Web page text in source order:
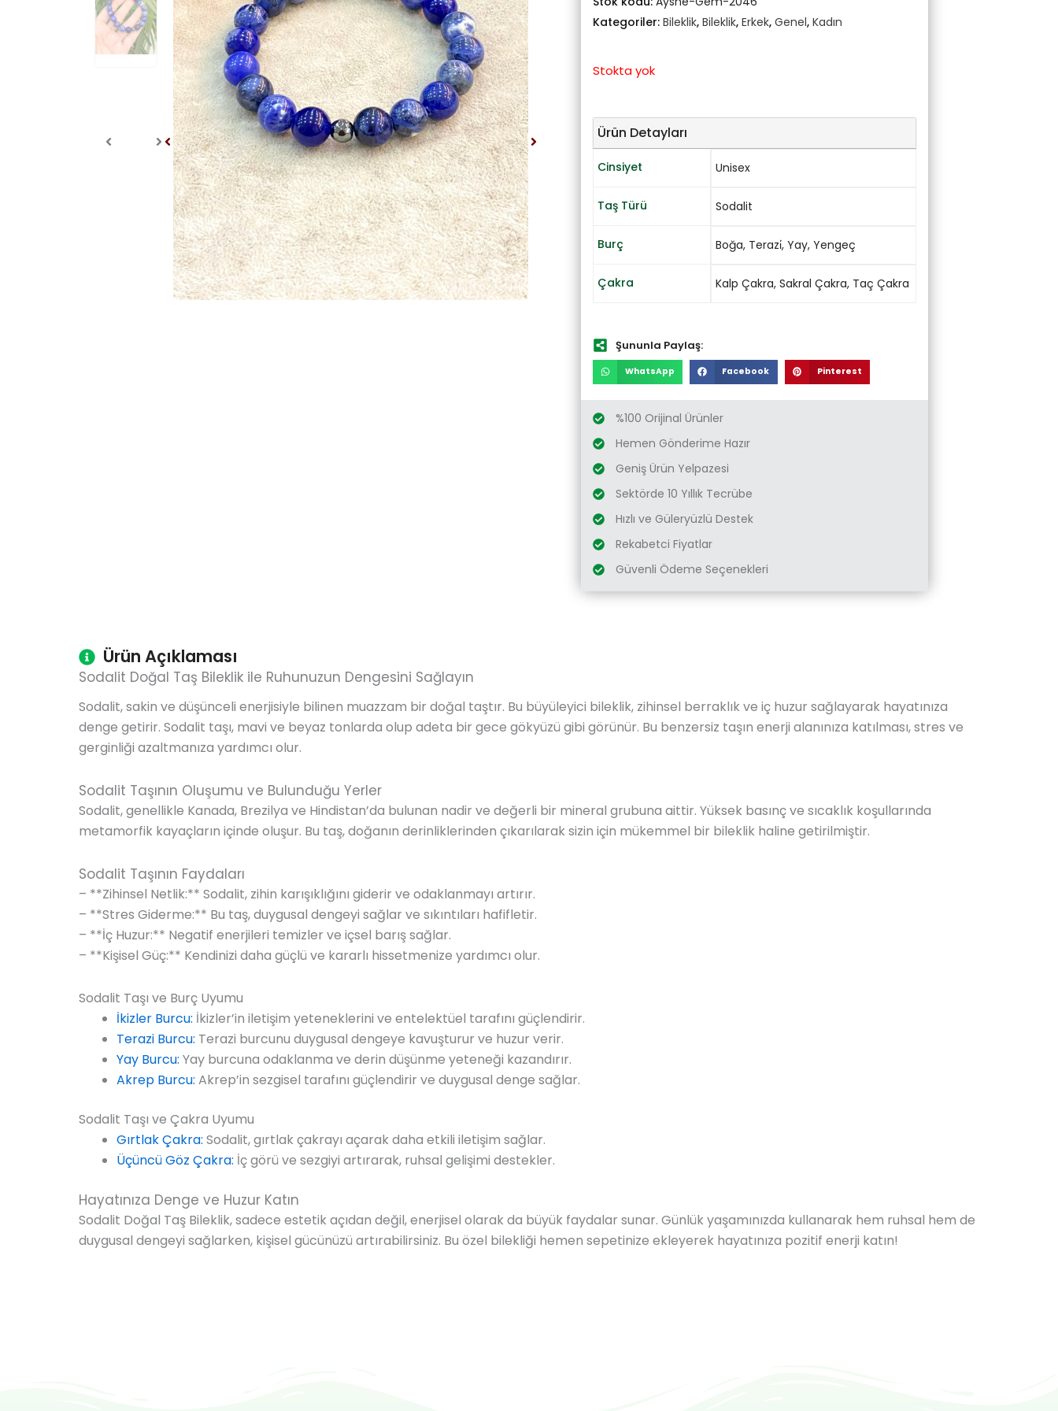
Kategoriler: Bileklik, Bileklik, Erkek, Genel, Kadın
Stokta yok
Ürün Detayları
Cinsiyet Unisex
Taş Türü Sodalit
Burç Boğa, Terazi̇, Yay, Yengeç
Çakra Kalp Çakra, Sakral Çakra, Taç Çakra
Şununla Paylaş:
WhatsApp Facebook Pinterest
%100 Orijinal Ürünler
Hemen Gönderime Hazır
Geniş Ürün Yelpazesi
Sektörde 10 Yıllık Tecrübe
Hızlı ve Güleryüzlü Destek
Rekabetci Fiyatlar
Güvenli Ödeme Seçenekleri
Ürün Açıklaması
Sodalit Doğal Taş Bileklik ile Ruhunuzun Dengesini Sağlayın
Sodalit, sakin ve düşünceli enerjisiyle bilinen muazzam bir doğal taştır. Bu büyüleyici bileklik, zihinsel berraklık ve iç huzur sağlayarak hayatınıza
denge getirir. Sodalit taşı, mavi ve beyaz tonlarda olup adeta bir gece gökyüzü gibi görünür. Bu benzersiz taşın enerji alanınıza katılması, stres ve
gerginliği azaltmanıza yardımcı olur.
Sodalit Taşının Oluşumu ve Bulunduğu Yerler
Sodalit, genellikle Kanada, Brezilya ve Hindistan’da bulunan nadir ve değerli bir mineral grubuna aittir. Yüksek basınç ve sıcaklık koşullarında
metamorfik kayaçların içinde oluşur. Bu taş, doğanın derinliklerinden çıkarılarak sizin için mükemmel bir bileklik haline getirilmiştir.
Sodalit Taşının Faydaları
– **Zihinsel Netlik:** Sodalit, zihin karışıklığını giderir ve odaklanmayı artırır.
– **Stres Giderme:** Bu taş, duygusal dengeyi sağlar ve sıkıntıları hafifletir.
– **İç Huzur:** Negatif enerjileri temizler ve içsel barış sağlar.
– **Kişisel Güç:** Kendinizi daha güçlü ve kararlı hissetmenize yardımcı olur.
Sodalit Taşı ve Burç Uyumu
İkizler Burcu: İkizler’in iletişim yeteneklerini ve entelektüel tarafını güçlendirir.
Terazi Burcu: Terazi burcunu duygusal dengeye kavuşturur ve huzur verir.
Yay Burcu: Yay burcuna odaklanma ve derin düşünme yeteneği kazandırır.
Akrep Burcu: Akrep’in sezgisel tarafını güçlendirir ve duygusal denge sağlar.
Sodalit Taşı ve Çakra Uyumu
Gırtlak Çakra: Sodalit, gırtlak çakrayı açarak daha etkili iletişim sağlar.
Üçüncü Göz Çakra: İç görü ve sezgiyi artırarak, ruhsal gelişimi destekler.
Hayatınıza Denge ve Huzur Katın
Sodalit Doğal Taş Bileklik, sadece estetik açıdan değil, enerjisel olarak da büyük faydalar sunar. Günlük yaşamınızda kullanarak hem ruhsal hem de
duygusal dengeyi sağlarken, kişisel gücünüzü artırabilirsiniz. Bu özel bilekliği hemen sepetinize ekleyerek hayatınıza pozitif enerji katın!